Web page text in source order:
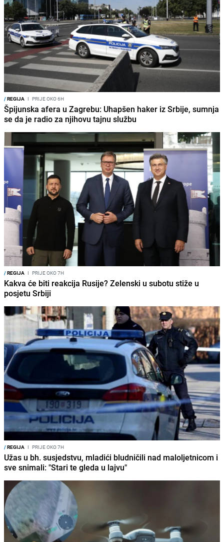
/REGIJA I PRIJE OKO 6H
Špijunska afera u Zagrebu: Uhapšen haker iz Srbije, sumnja
se da je radio za njihovu tajnu službu
/REGIJA I PRIJE OKO 7H
Kakva će biti reakcija Rusije? Zelenski u subotu stiže u
posjetu Srbiji
/REGIJA I PRIJE OKO 7H
Užas u bh. susjedstvu, mladići bludničili nad maloljetnicom i
sve snimali: "Stari te gleda u lajvu"